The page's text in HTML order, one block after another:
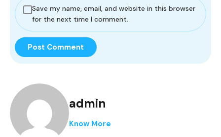
Save my name, email, and website in this browser
for the next time I comment.
admin
Know More